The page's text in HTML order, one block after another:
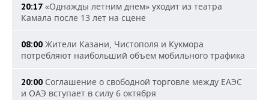
20:17 «Однажды летним днем» уходит из театра
Камала после 13 лет на сцене
08:00 Жители Казани, Чистополя и Кукмора
потребляют наибольший объем мобильного трафика
20:00 Соглашение о свободной торговле между ЕАЭС
и ОАЭ вступает в силу 6 октября